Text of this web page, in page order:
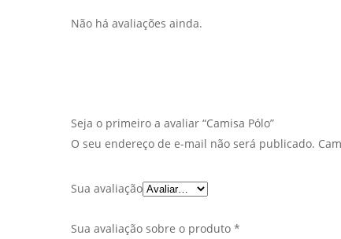
Não há avaliações ainda.
Seja o primeiro a avaliar “Camisa Pólo”
O seu endereço de e-mail não será publicado.
Sua avaliação
Sua avaliação sobre o produto *